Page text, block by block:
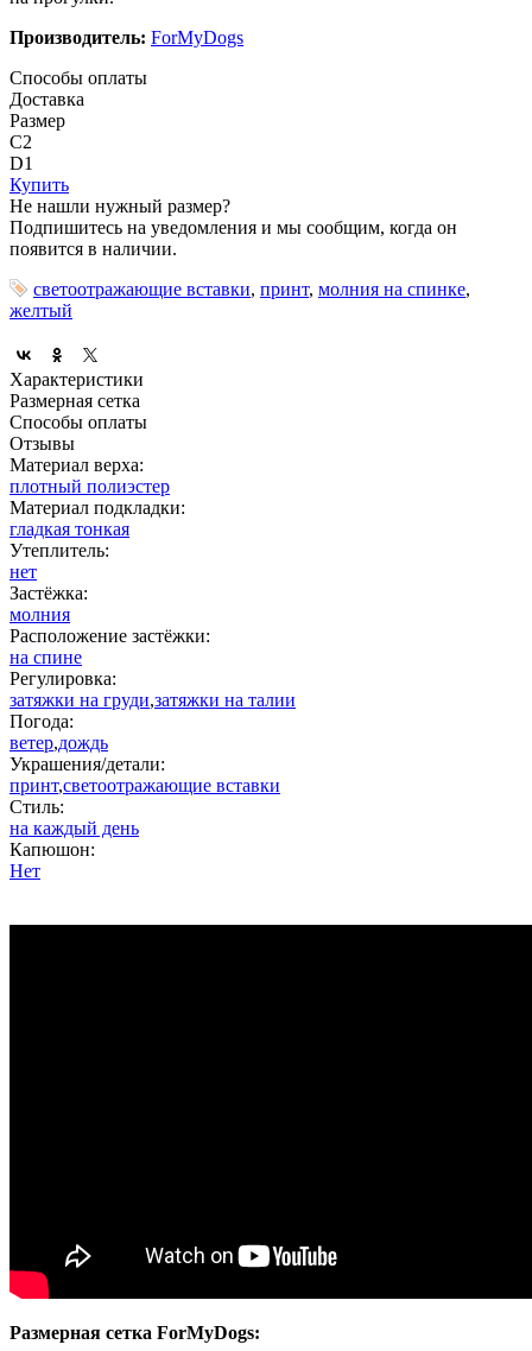
Производитель: ForMyDogs
Способы оплаты
Доставка
Размер
C2
D1
Купить
Не нашли нужный размер?
Подпишитесь на уведомления и мы сообщим, когда он
появится в наличии.
светоотражающие вставки, принт, молния на спинке,
желтый
Характеристики
Размерная сетка
Способы оплаты
Отзывы
Материал верха:
плотный полиэстер
Материал подкладки:
гладкая тонкая
Утеплитель:
нет
Застёжка:
молния
Расположение застёжки:
на спине
Регулировка:
затяжки на груди,затяжки на талии
Погода:
ветер,дождь
Украшения/детали:
принт,светоотражающие вставки
Стиль:
на каждый день
Капюшон:
Нет
Размерная сетка ForMyDogs: